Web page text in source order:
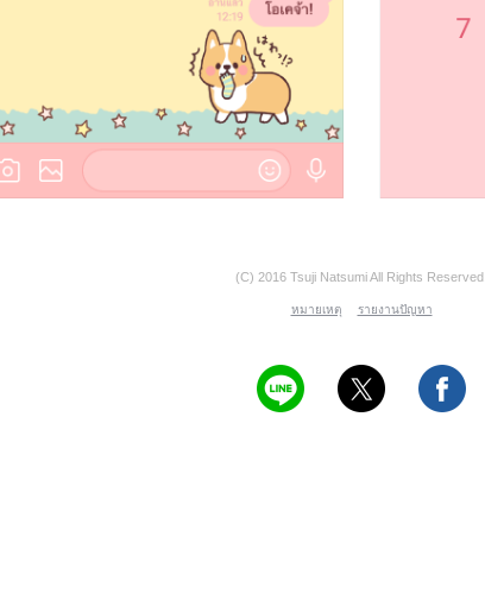
(C) 2016 Tsuji Natsumi All Rights Reserved.
หมายเหตุ รายงานปัญหา